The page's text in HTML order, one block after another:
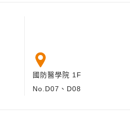
國防醫學院 1F
No.D07、D08